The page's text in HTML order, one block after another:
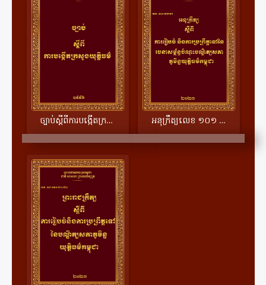
ច្បាប់ស្តីពីការបង្កើតក្រសួងយុត្តិធម៌១៩៩៦ អនុក្រឹត្យលេខ ១០១ អនក្រ.បក ស្តីពីការរៀបចំនិងការប្រព្រឹត្តទៅនៃរចនាសម្ព័ន្ធចំណុះបណ្ឌិត្យសភាភូមិន្ទយុត្តិធម៌កម្ពុជា